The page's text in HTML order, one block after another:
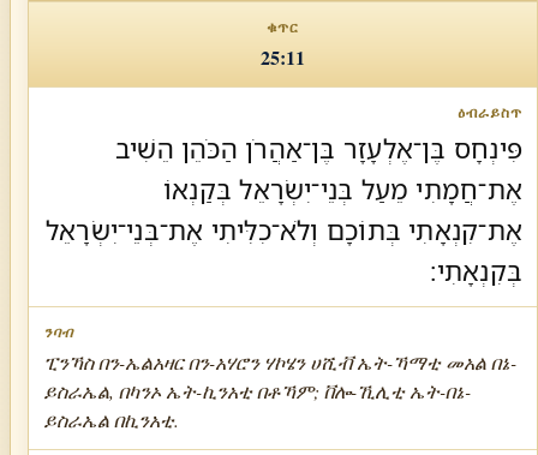
25:11
פִּינְחָס בֶּן־אֶלְעָזָר בֶּן־אַהֲרֹן הַכֹּהֵן הֵשִׁיב
אֶת־חֲמָתִי מֵעַל בְּנֵי־יִשְׂרָאֵל בְּקַנְאוֹ
אֶת־קִנְאָתִי בְּתוֹכָם וְלֹא־כִלִּיתִי אֶת־בְּנֵי־יִשְׂרָאֵל
בְּקִנְאָתִי׃
ፒንኻስ በን-ኤልአዛር በን-አሃሮን ሃኮሄን ሀሺቭ ኤት-ኻማቲ መአል በኔ-
ይስራኤል, በካንኦ ኤት-ኪንአቲ በቶኻም; ቨሎ-ኺሊቲ ኤት-በኔ-
ይስራኤል በኪንአቲ.